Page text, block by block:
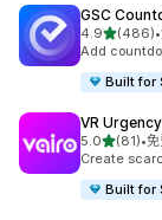
GSC
4.9滿分 5 顆
(486)
共有 486 則 •
Add
Built for
VR
5.0滿分 5 顆
(81)
共有 81 則評
•
Create
Built for